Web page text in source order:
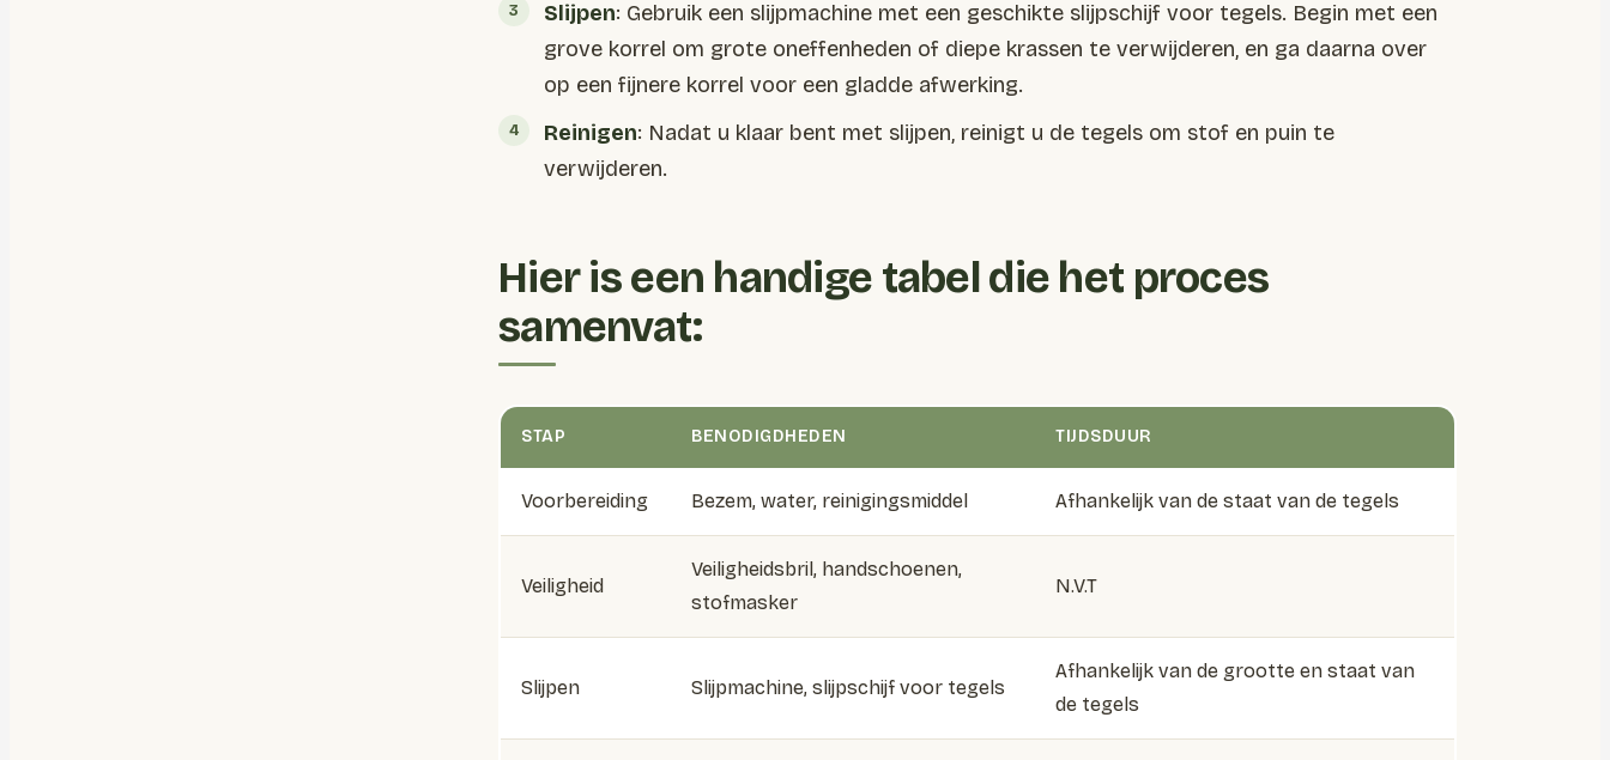
Slijpen: Gebruik een slijpmachine met een geschikte slijpschijf voor tegels. Begin met een
grove korrel om grote oneffenheden of diepe krassen te verwijderen, en ga daarna over
op een fijnere korrel voor een gladde afwerking.
Reinigen: Nadat u klaar bent met slijpen, reinigt u de tegels om stof en puin te
verwijderen.
Hier is een handige tabel die het proces
samenvat:
STAP BENODIGDHEDEN TIJDSDUUR
Voorbereiding Bezem, water, reinigingsmiddel Afhankelijk van de staat van de tegels
Veiligheid
Veiligheidsbril, handschoenen,
stofmasker
N.V.T
Slijpen Slijpmachine, slijpschijf voor tegels
Afhankelijk van de grootte en staat van
de tegels